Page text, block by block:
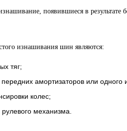
появившиеся в результате
изнашивания шин являются:
тяг;
амортизаторов или одного
колес;
механизма.